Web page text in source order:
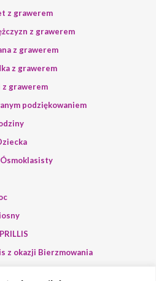
z grawerem
z grawerem
z grawerem
z grawerem
z grawerem
podziękowaniem
Ósmoklasisty
z okazji Bierzmowania